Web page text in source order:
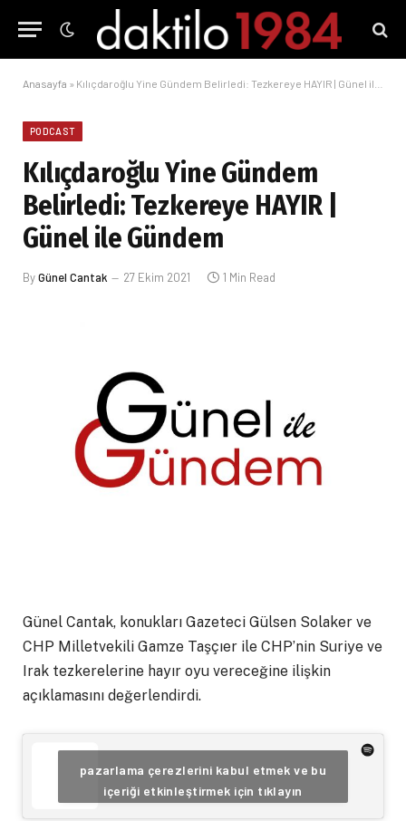
Anasayfa » Kılıçdaroğlu Yine Gündem Belirledi: Tezkereye HAYIR | Günel ile Gündem
PODCAST
Kılıçdaroğlu Yine Gündem
Belirledi: Tezkereye HAYIR |
Günel ile Gündem
ByGünel Cantak 27 Ekim 2021 1 Min Read
Günel Cantak, konukları Gazeteci Gülsen Solaker ve
CHP Milletvekili Gamze Taşçıer ile CHP’nin Suriye ve
Irak tezkerelerine hayır oyu vereceğine ilişkin
açıklamasını değerlendirdi.
pazarlama çerezlerini kabul etmek ve bu
içeriği etkinleştirmek için tıklayın